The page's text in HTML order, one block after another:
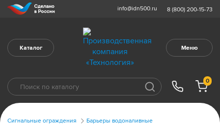
info@idn500.ru 8 (800) 200-15-73
Каталог Меню
0
Сигнальные ограждения Барьеры водоналивные